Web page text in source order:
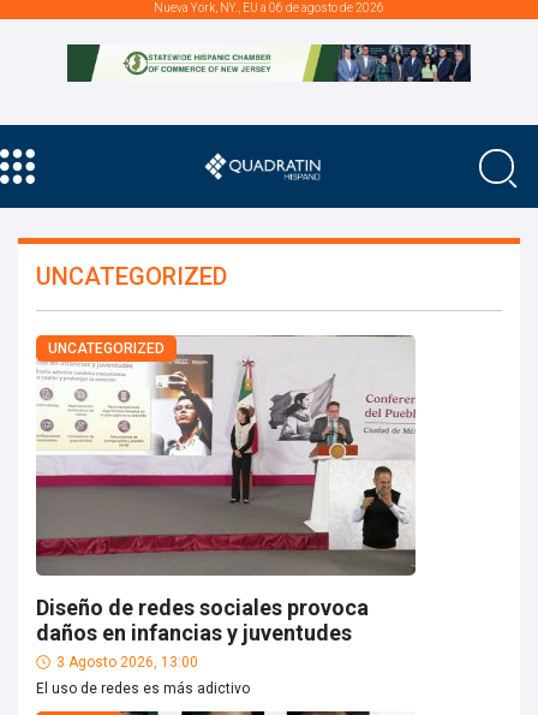
Nueva York, NY., EU a 06 de agosto de 2026
UNCATEGORIZED
UNCATEGORIZED
Diseño de redes sociales provoca
daños en infancias y juventudes
3 Agosto 2026, 13:00
El uso de redes es más adictivo